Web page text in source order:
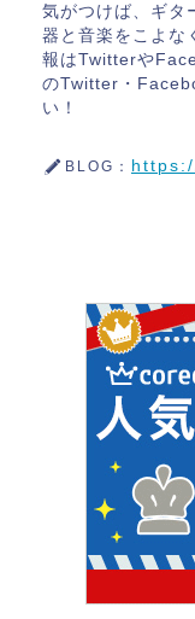
気がつけば、ギタ
器と音楽をこよな
報はTwitterや
のTwitter・
い！
BLOG：